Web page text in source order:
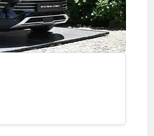
Bitlis
Bolu
Çanakkale